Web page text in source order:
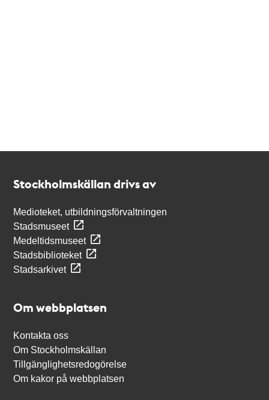
Stockholmskällan drivs av
Medioteket, utbildningsförvaltningen
Stadsmuseet
Medeltidsmuseet
Stadsbiblioteket
Stadsarkivet
Om webbplatsen
Kontakta oss
Om Stockholmskällan
Tillgänglighetsredogörelse
Om kakor på webbplatsen